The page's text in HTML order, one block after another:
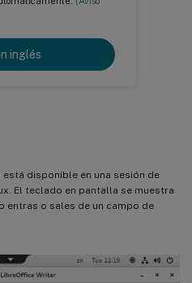
inglés
disponible en una sesión de
El teclado en pantalla se muestra
entras o sales de un campo de